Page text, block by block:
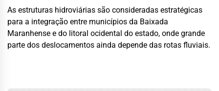
As estruturas hidroviárias são consideradas estratégicas
para a integração entre municípios da Baixada
Maranhense e do litoral ocidental do estado, onde grande
parte dos deslocamentos ainda depende das rotas fluviais.